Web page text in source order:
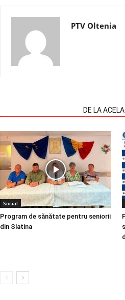
PTV Oltenia
DE LA
Social
Program de sănătate pentru seniorii
din Slatina